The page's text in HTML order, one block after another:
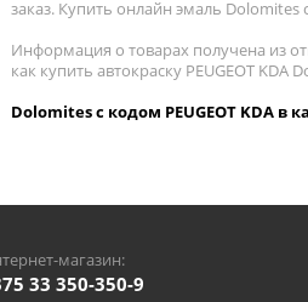
заказ. Купить онлайн эмаль Dolomites
Информация о товарах получена из
как купить автокраску PEUGEOT
Dolomites с кодом PEUGEOT KDA в
магазин:
33 350-350-9